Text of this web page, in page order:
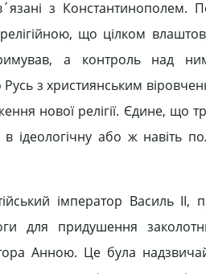
з Константинополем.
релігійною, що цілком
а контроль над
Русь з християнським
нової релігії. Єдине, що
або ж навіть
імператор Василь II,
для придушення
Анною. Це була